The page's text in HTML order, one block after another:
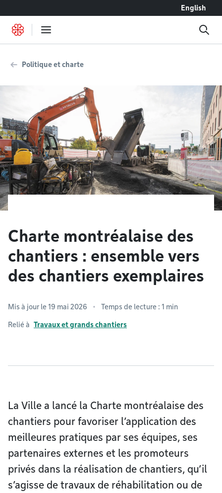
English
Politique et charte
Charte montréalaise des
chantiers : ensemble vers
des chantiers exemplaires
Mis à jour le 19 mai 2026 Temps de lecture : 1 min
Relié à Travaux et grands chantiers
La Ville a lancé la Charte montréalaise des
chantiers pour favoriser l’application des
meilleures pratiques par ses équipes, ses
partenaires externes et les promoteurs
privés dans la réalisation de chantiers, qu’il
s’agisse de travaux de réhabilitation ou de